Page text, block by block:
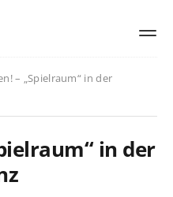
– „Spielraum“ in der
in der